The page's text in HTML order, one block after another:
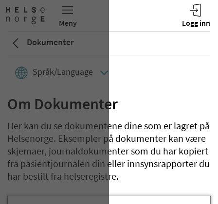
Dokumenter
Språk/Language
Om Dokumenter
Her kan du se dokumentene dine som er lagret på
Helsenorge. Eksempler på dokumenter kan være
skjemaer, journaldokumenter som du har kopiert
fra pasientjournalen din eller innsynsrapporter du
har bestilt fra helseregistre.